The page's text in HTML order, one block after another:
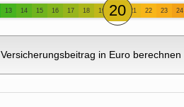
13 14 15 16 17 18 19 20 21 22 23 24
Versicherungsbeitrag in Euro berechnen